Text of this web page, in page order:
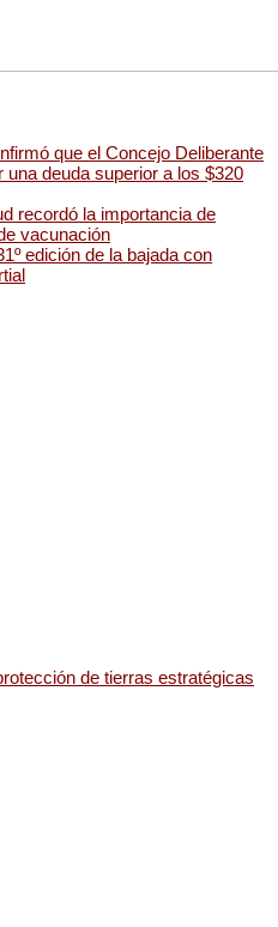
que el Concejo Deliberante
una deuda superior a los $320
recordó la importancia de
vacunación
edición de la bajada con
de tierras estratégicas